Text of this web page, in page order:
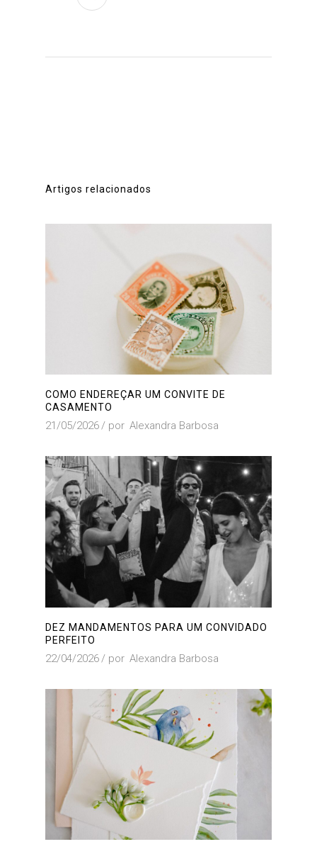
Artigos relacionados
COMO ENDEREÇAR UM CONVITE DE
CASAMENTO
21/05/2026 por Alexandra Barbosa
DEZ MANDAMENTOS PARA UM CONVIDADO
PERFEITO
22/04/2026 por Alexandra Barbosa